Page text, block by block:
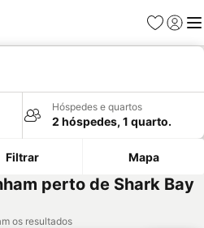
Favoritos
Iniciar
Hóspedes e quartos
2 hóspedes, 1 quarto.
Filtrar Mapa
perto de Shark Bay
os resultados